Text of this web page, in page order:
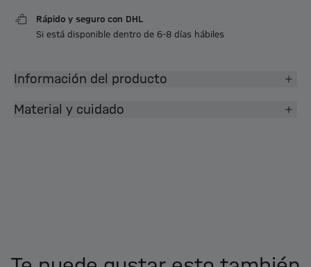
Rápido y seguro con DHL
Si está disponible dentro de 6-8 días hábiles
Información del producto
Material y cuidado